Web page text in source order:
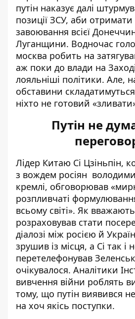
путін наказує далі
позиції ЗСУ, аби отримати
завоювання всієї
Луганщини. Водночас
москва робить на
аж поки до влади на
лояльніші політики. Але,
обставини
ніхто не готовий
Путін не
Лідер Китаю Сі Цзіньпін,
з вождем росіян
кремлі, обговорював
розпливчаті
всьому світі». Як
розраховував стати
діалозі між росією й
зрушив із місця, а Сі так і
перетелефонував
очікувалося. Аналітики
вивчення війни роблять
тому, що путін виявився
на хоч якісь поступки.